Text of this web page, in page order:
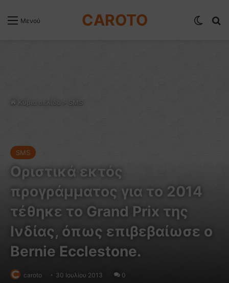
Μενού CAROTO
Κύρια σελίδα > SMS
SMS
Οριστικά εκτός
προγράμματος για το 2014
τέθηκε το Grand Prix της
Ινδίας, όπως επιβεβαίωσε ο
Bernie Ecclestone.
caroto 30 Ιουλίου 2013 0